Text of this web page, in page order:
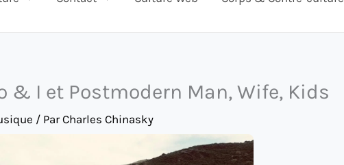
& I et Postmodern Man, Wife, Kids
/ ParCharles Chinasky